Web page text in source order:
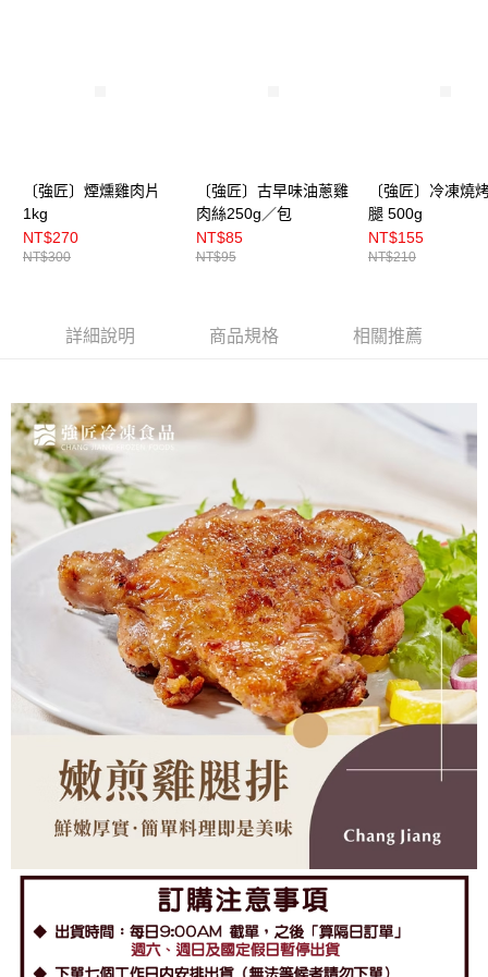
〔強匠〕煙燻雞肉片
1kg
NT$270
NT$300
〔強匠〕古早味油蔥雞
肉絲250g／包
NT$85
NT$95
〔強匠〕冷凍燒
腿 500g
NT$155
NT$210
詳細說明 商品規格 相關推薦